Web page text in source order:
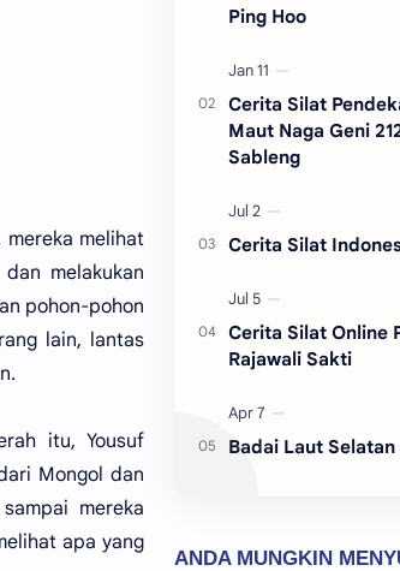
mereka melihat
melakukan
pohon-pohon
lain, lantas
itu, Yousuf
Mongol dan
mereka
apa yang
Ping Hoo
Cerita Silat
Maut Naga Geni
Sableng
Cerita Silat
Cerita Silat Online
Rajawali Sakti
Badai Laut